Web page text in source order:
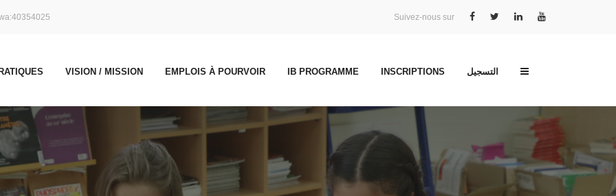
Suivez-nous sur
VISION / MISSION EMPLOIS À POURVOIR IB PROGRAMME INSCRIPTIONS التسجيل